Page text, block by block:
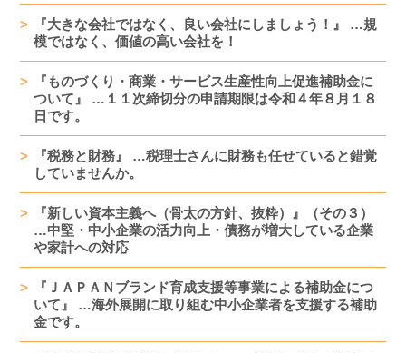
『大きな会社ではなく、良い会社にしましょう！』 …規
模ではなく、価値の高い会社を！
『ものづくり・商業・サービス生産性向上促進補助金に
ついて』 …１１次締切分の申請期限は令和４年８月１８
日です。
『税務と財務』 …税理士さんに財務も任せていると錯覚
していませんか。
『新しい資本主義へ（骨太の方針、抜粋）』（その３）
…中堅・中小企業の活力向上・債務が増大している企業
や家計への対応
『ＪＡＰＡＮブランド育成支援等事業による補助金につ
いて』 …海外展開に取り組む中小企業者を支援する補助
金です。